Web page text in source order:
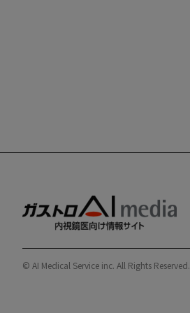
© AI Medical Service inc. All Rights Reserved.